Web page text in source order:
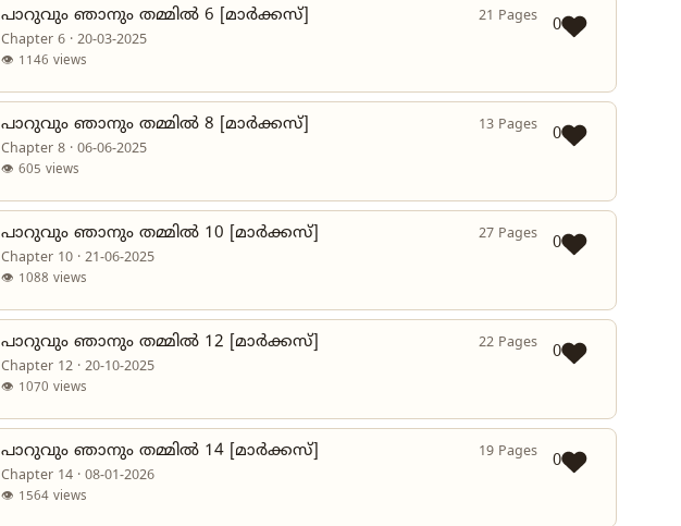
പാറുവും ഞാനും തമ്മിൽ 6 [മാർക്കസ്]
21 Pages
Chapter 6 · 20-03-2025
👁 1146 views
0
പാറുവും ഞാനും തമ്മിൽ 8 [മാർക്കസ്]
13 Pages
Chapter 8 · 06-06-2025
👁 605 views
0
പാറുവും ഞാനും തമ്മിൽ 10 [മാർക്കസ്]
27 Pages
Chapter 10 · 21-06-2025
👁 1088 views
0
പാറുവും ഞാനും തമ്മിൽ 12 [മാർക്കസ്]
22 Pages
Chapter 12 · 20-10-2025
👁 1070 views
0
പാറുവും ഞാനും തമ്മിൽ 14 [മാർക്കസ്]
19 Pages
Chapter 14 · 08-01-2026
👁 1564 views
0